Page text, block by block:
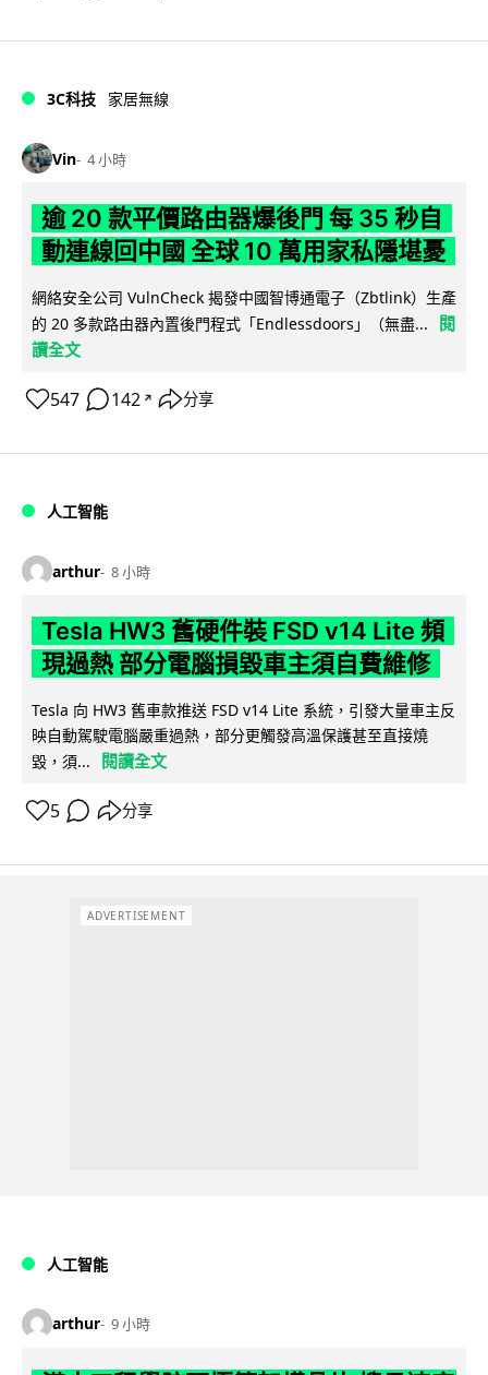
3C科技 家居無線
Vin 4 小時
逾 20 款平價路由器爆後門 每 35 秒自
動連線回中國 全球 10 萬用家私隱堪憂
網絡安全公司 VulnCheck 揭發中國智博通電子（Zbtlink）生產
的 20 多款路由器內置後門程式「Endlessdoors」（無盡...
閱
讀全文
547 142 ↗ 分享
人工智能
arthur 8 小時
Tesla HW3 舊硬件裝 FSD v14 Lite 頻
現過熱 部分電腦損毀車主須自費維修
Tesla 向 HW3 舊車款推送 FSD v14 Lite 系統，引發大量車主反
映自動駕駛電腦嚴重過熱，部分更觸發高溫保護甚至直接燒
毀，須...
閱讀全文
5 分享
ADVERTISEMENT
人工智能
arthur 9 小時